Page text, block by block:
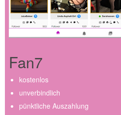
Fan7
kostenlos
unverbindlich
pünktliche Auszahlung